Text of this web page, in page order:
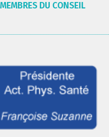
DU CONSEIL